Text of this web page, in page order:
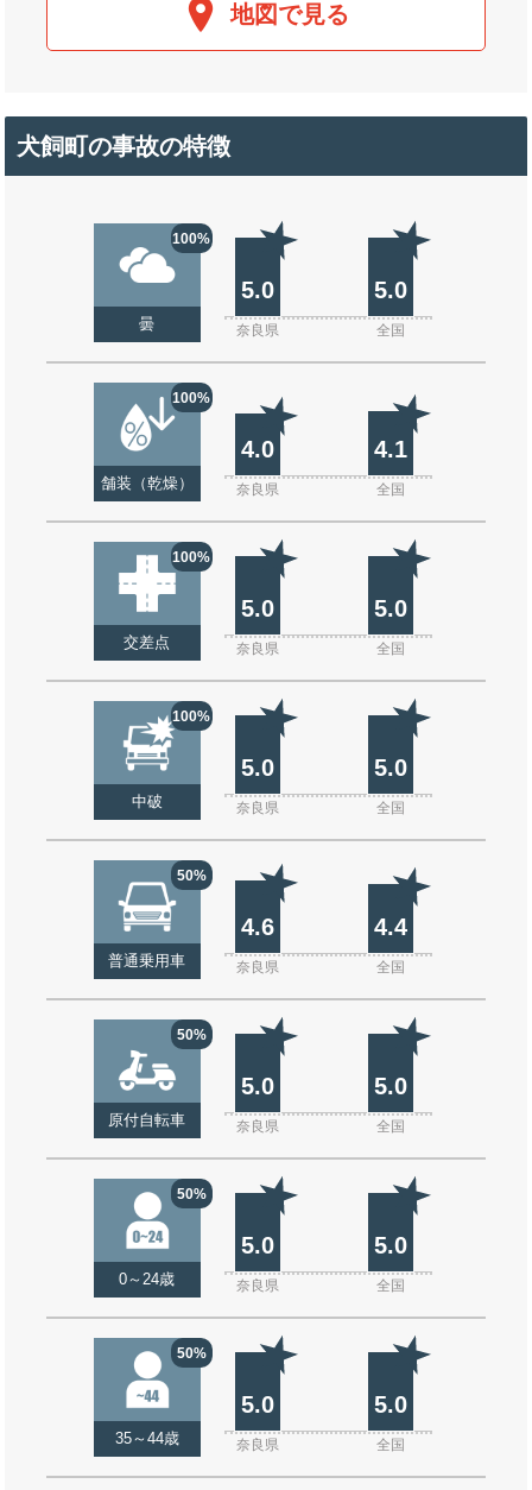
地図で見る
犬飼町の事故の特徴
100%
曇
5.0 5.0
奈良県 全国
100%
舗装（乾燥）
4.0 4.1
奈良県 全国
100%
交差点
5.0 5.0
奈良県 全国
100%
中破
5.0 5.0
奈良県 全国
50%
普通乗用車
4.6 4.4
奈良県 全国
50%
原付自転車
5.0 5.0
奈良県 全国
50%
0～24歳
5.0 5.0
奈良県 全国
50%
35～44歳
5.0 5.0
奈良県 全国